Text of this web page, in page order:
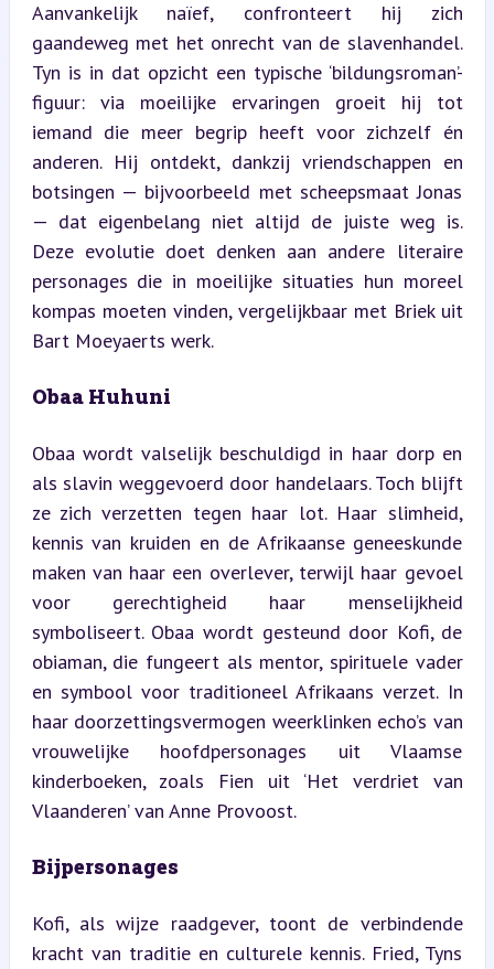
Aanvankelijk naïef, confronteert hij zich
gaandeweg met het onrecht van de slavenhandel.
Tyn is in dat opzicht een typische ‘bildungsroman’-
figuur: via moeilijke ervaringen groeit hij tot
iemand die meer begrip heeft voor zichzelf én
anderen. Hij ontdekt, dankzij vriendschappen en
botsingen — bijvoorbeeld met scheepsmaat Jonas
— dat eigenbelang niet altijd de juiste weg is.
Deze evolutie doet denken aan andere literaire
personages die in moeilijke situaties hun moreel
kompas moeten vinden, vergelijkbaar met Briek uit
Bart Moeyaerts werk.
Obaa Huhuni
Obaa wordt valselijk beschuldigd in haar dorp en
als slavin weggevoerd door handelaars. Toch blijft
ze zich verzetten tegen haar lot. Haar slimheid,
kennis van kruiden en de Afrikaanse geneeskunde
maken van haar een overlever, terwijl haar gevoel
voor gerechtigheid haar menselijkheid
symboliseert. Obaa wordt gesteund door Kofi, de
obiaman, die fungeert als mentor, spirituele vader
en symbool voor traditioneel Afrikaans verzet. In
haar doorzettingsvermogen weerklinken echo’s van
vrouwelijke hoofdpersonages uit Vlaamse
kinderboeken, zoals Fien uit ‘Het verdriet van
Vlaanderen’ van Anne Provoost.
Bijpersonages
Kofi, als wijze raadgever, toont de verbindende
kracht van traditie en culturele kennis. Fried, Tyns